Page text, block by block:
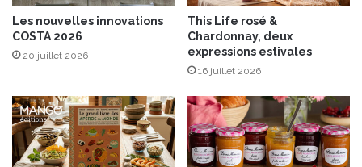
r
u
m
e
s
a
a
Les nouvelles innovations
COSTA 2026
20 juillet 2026
This Life rosé &
Chardonnay, deux
expressions estivales
16 juillet 2026